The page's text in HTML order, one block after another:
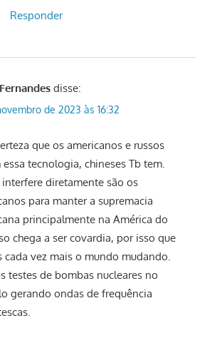
Responder
disse:
de 2023 às 16:32
que os americanos e russos
tecnologia, chineses Tb tem.
diretamente são os
para manter a supremacia
principalmente na América do
chega a ser covardia, por isso que
cada vez mais o mundo mudando.
testes de bombas nucleares no
gerando ondas de frequência